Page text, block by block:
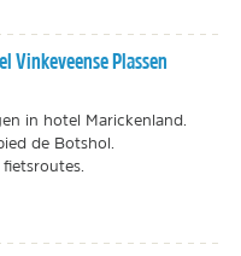
Vinkeveense Plassen
in hotel Marickenland.
de Botshol.